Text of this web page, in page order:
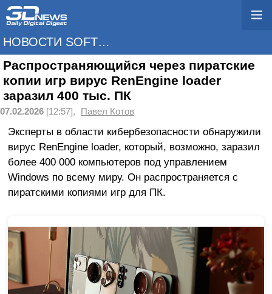
НОВОСТИ SOFTWARE
Распространяющийся через пиратские
копии игр вирус RenEngine loader
заразил 400 тыс. ПК
07.02.2026 [12:57], Павел Котов
Эксперты в области кибербезопасности обнаружили
вирус RenEngine loader, который, возможно, заразил
более 400 000 компьютеров под управлением
Windows по всему миру. Он распространяется с
пиратскими копиями игр для ПК.